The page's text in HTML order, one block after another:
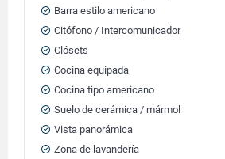
Barra estilo americano
Citófono / Intercomunicador
Clósets
Cocina equipada
Cocina tipo americano
Suelo de cerámica / mármol
Vista panorámica
Zona de lavandería